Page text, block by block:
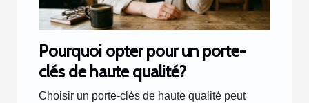
Pourquoi opter pour un porte-
clés de haute qualité?
Choisir un porte-clés de haute qualité peut